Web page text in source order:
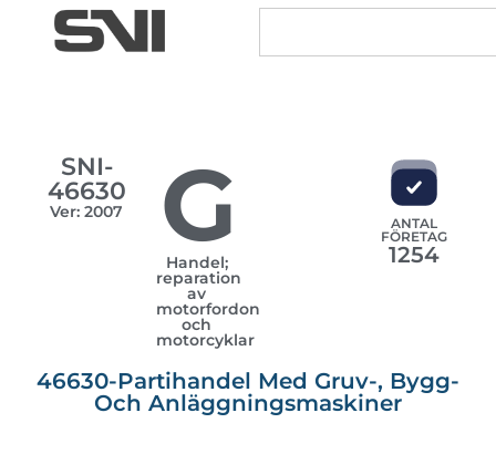
SNI-
46630
Ver: 2007 G
Handel;
reparation
av
motorfordon
och
motorcyklar
ANTAL
FÖRETAG
1254
46630-Partihandel Med Gruv-, Bygg-
Och Anläggningsmaskiner